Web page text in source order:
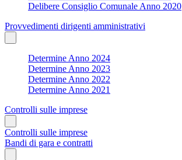
Delibere Consiglio Comunale Anno 2020
Provvedimenti dirigenti amministrativi
Determine Anno 2024
Determine Anno 2023
Determine Anno 2022
Determine Anno 2021
Controlli sulle imprese
Controlli sulle imprese
Bandi di gara e contratti